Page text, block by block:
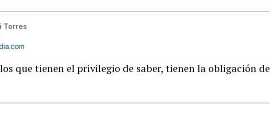
Torres
que tienen el privilegio de saber, tienen la obligación de